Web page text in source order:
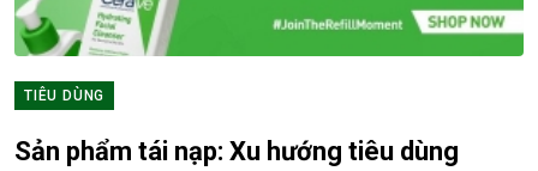
TIÊU DÙNG
Sản phẩm tái nạp: Xu hướng tiêu dùng